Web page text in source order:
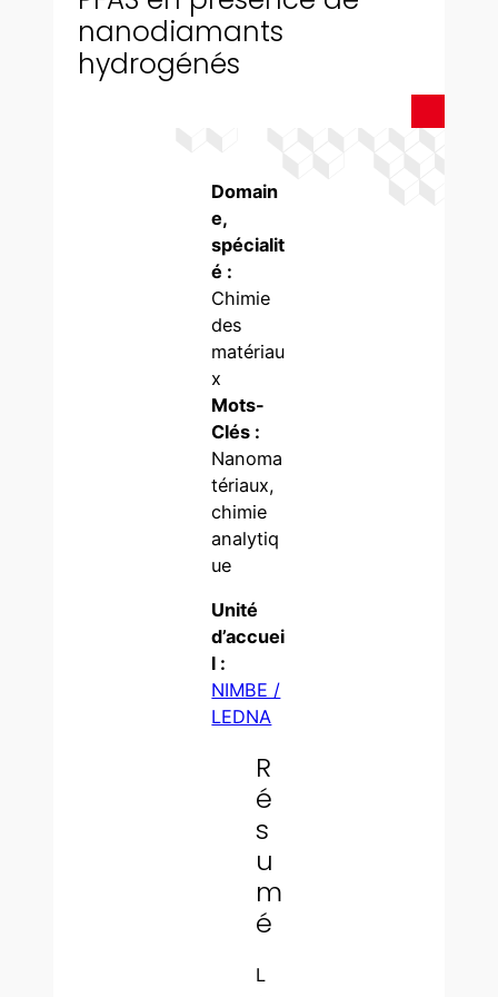
nanodiamants
hydrogénés
Domain
e,
spécialit
é :
Chimie
des
matériau
x
Mots-
Clés :
Nanoma
tériaux,
chimie
analytiq
ue
Unité
d’accuei
l :
NIMBE /
LEDNA
R
é
s
u
m
é
L